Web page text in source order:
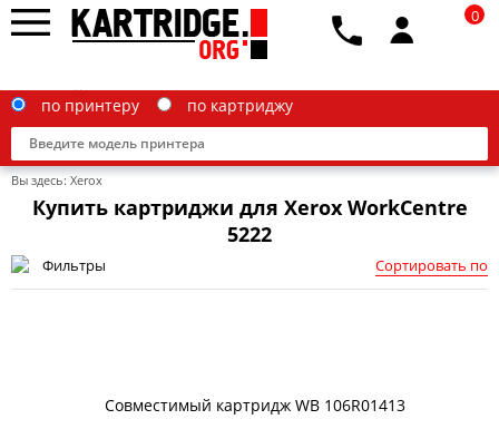
Brother
по принтеру по картриджу
0
Вы здесь: Xerox
Купить картриджи для Xerox WorkCentre
5222
Фильтры Сортировать по
Совместимый картридж WB 106R01413